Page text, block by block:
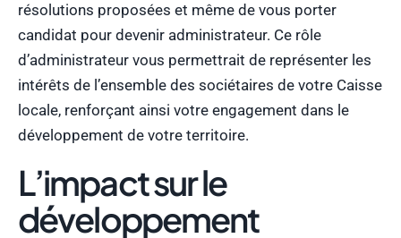
résolutions proposées et même de vous porter
candidat pour devenir administrateur. Ce rôle
d’administrateur vous permettrait de représenter les
intérêts de l’ensemble des sociétaires de votre Caisse
locale, renforçant ainsi votre engagement dans le
développement de votre territoire.
L’impact sur le
développement